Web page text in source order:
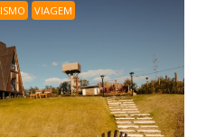
VIAGEM